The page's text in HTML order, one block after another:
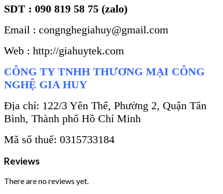
SDT : 090 819 58 75 (zalo)
Email : congnghegiahuy@gmail.com
Web : http://giahuytek.com
CÔNG TY TNHH THƯƠNG MẠI CÔNG
NGHỆ GIA HUY
Địa chỉ: 122/3 Yên Thế, Phường 2, Quận Tân
Bình, Thành phố Hồ Chí Minh
Mã số thuế: 0315733184
Reviews
There are no reviews yet.